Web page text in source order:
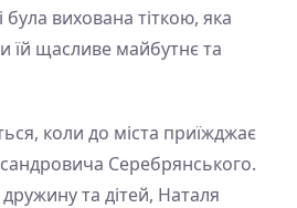
була вихована тіткою, яка
їй щасливе майбутнє та
коли до міста приїжджає
Серебрянського.
та дітей, Наталя